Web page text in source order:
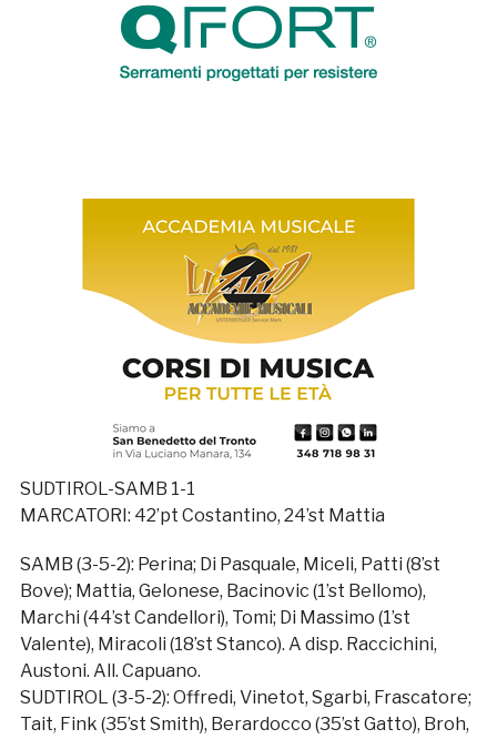
SUDTIROL-SAMB 1-1
MARCATORI: 42’pt Costantino, 24’st Mattia
SAMB (3-5-2): Perina; Di Pasquale, Miceli, Patti (8’st
Bove); Mattia, Gelonese, Bacinovic (1’st Bellomo),
Marchi (44’st Candellori), Tomi; Di Massimo (1’st
Valente), Miracoli (18’st Stanco). A disp. Raccichini,
Austoni. All. Capuano.
SUDTIROL (3-5-2): Offredi, Vinetot, Sgarbi, Frascatore;
Tait, Fink (35’st Smith), Berardocco (35’st Gatto), Broh,